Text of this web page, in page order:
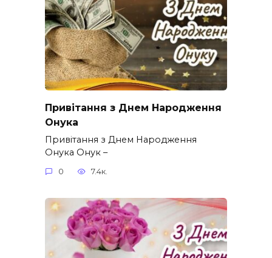
Привітання з Днем Народження
Онука
Привітання з Днем Народження
Онука Онук –
0 7.4к.